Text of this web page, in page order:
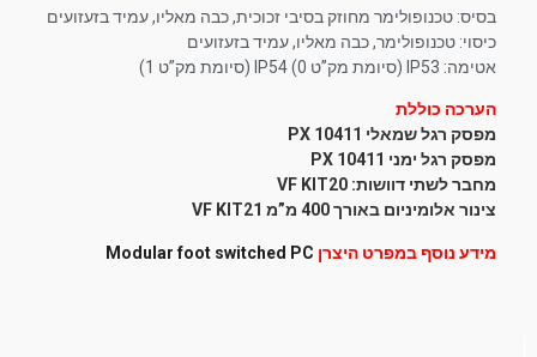
בסיס: טכנופולימר מחוזק בסיבי זכוכית, כבה מאליו, עמיד בזעזועים
כיסוי: טכנופולימר, כבה מאליו, עמיד בזעזועים
אטימה: IP53 (סיומת מק”ט 0) IP54 (סיומת מק”ט 1)
הערכה כוללת
מפסק רגל שמאלי PX 10411
מפסק רגל ימני PX 10411
מחבר לשתי דוושות: VF KIT20
צינור אלומיניום באורך 400 מ”מ VF KIT21
מידע נוסף במפרט היצרן Modular foot switched PC